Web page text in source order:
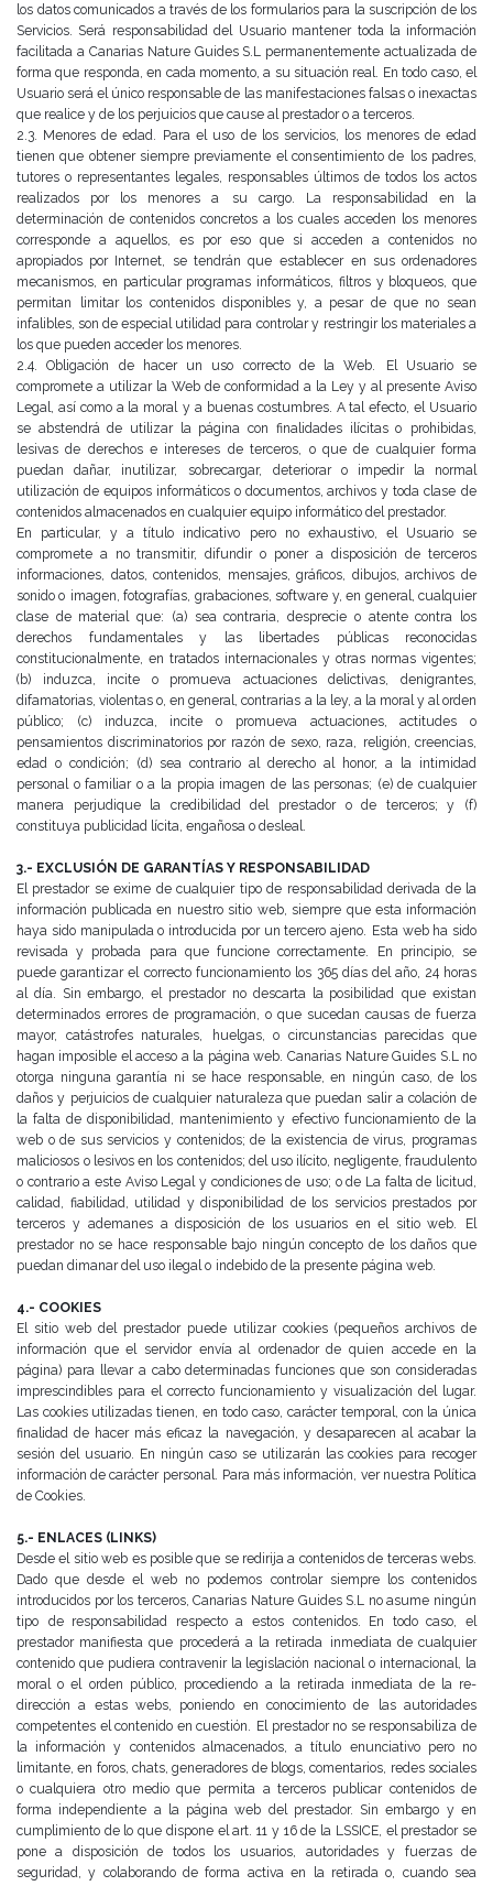
los datos comunicados a través de los formularios para la suscripción de los
Servicios. Será responsabilidad del Usuario mantener toda la información
facilitada a Canarias Nature Guides S.L permanentemente actualizada de
forma que responda, en cada momento, a su situación real. En todo caso, el
Usuario será el único responsable de las manifestaciones falsas o inexactas
que realice y de los perjuicios que cause al prestador o a terceros.
2.3. Menores de edad.
Para el uso de los servicios, los menores de edad
tienen que obtener siempre previamente el consentimiento de los padres,
tutores o representantes legales, responsables últimos de todos los actos
realizados por los menores a
su cargo. La responsabilidad en la
determinación de contenidos concretos a los cuales acceden los menores
corresponde a aquellos, es por eso que si acceden a contenidos no
apropiados por Internet, se tendrán que establecer en sus ordenadores
mecanismos, en particular programas informáticos, filtros y bloqueos, que
permitan
limitar los contenidos disponibles y, a pesar de que no sean
infalibles, son de especial utilidad para controlar y restringir los materiales a
los que pueden acceder los menores.
2.4. Obligación de hacer un uso correcto de la Web.
El Usuario se
compromete a utilizar la Web de conformidad a la Ley y al presente Aviso
Legal, así como a la moral y a buenas costumbres. A tal efecto, el Usuario
se abstendrá de utilizar la página con finalidades ilícitas o
prohibidas,
lesivas de derechos e intereses de terceros, o que de cualquier forma
puedan dañar, inutilizar,
sobrecargar, deteriorar o impedir la normal
utilización de equipos informáticos o documentos, archivos y toda clase de
contenidos almacenados en cualquier equipo informático del prestador.
En particular, y a título indicativo pero no exhaustivo, el Usuario se
compromete a no transmitir, difundir o poner a disposición de terceros
informaciones, datos, contenidos, mensajes, gráficos, dibujos, archivos de
sonido o imagen, fotografías, grabaciones, software y, en general, cualquier
clase de material que:
(a) sea contraria, desprecie o atente contra los
derechos fundamentales y las libertades públicas reconocidas
constitucionalmente, en tratados internacionales y otras normas vigentes;
(b) induzca, incite o promueva actuaciones delictivas, denigrantes,
difamatorias, violentas o, en general, contrarias a la ley, a la moral y al orden
público;
(c) induzca, incite o promueva actuaciones, actitudes o
pensamientos discriminatorios por razón de sexo, raza, religión, creencias,
edad o condición;
(d) sea contrario al derecho al honor, a la intimidad
personal o familiar o a la propia imagen de las personas; (e) de cualquier
manera perjudique la credibilidad del prestador o de terceros; y
(f)
constituya publicidad lícita, engañosa o desleal.
3.- EXCLUSIÓN DE GARANTÍAS Y RESPONSABILIDAD
El prestador se exime de cualquier tipo de responsabilidad derivada de la
información publicada en nuestro sitio web, siempre que esta información
haya sido manipulada o introducida por un tercero ajeno. Esta web ha sido
revisada y probada para que funcione correctamente. En principio, se
puede garantizar el correcto funcionamiento los 365 días del año, 24 horas
al día. Sin embargo, el prestador no descarta la posibilidad que existan
determinados errores de programación, o que sucedan causas de fuerza
mayor, catástrofes naturales,
huelgas, o circunstancias parecidas que
hagan imposible el acceso a la página web. Canarias Nature Guides S.L no
otorga ninguna garantía ni se hace responsable, en ningún caso, de los
daños y perjuicios de cualquier naturaleza que puedan salir a colación de
la falta de disponibilidad, mantenimiento y efectivo funcionamiento de la
web o de sus servicios y contenidos; de la existencia de virus, programas
maliciosos o lesivos en los contenidos; del uso ilícito, negligente, fraudulento
o contrario a este Aviso Legal y condiciones de uso; o de La falta de licitud,
calidad, fiabilidad, utilidad y disponibilidad de los servicios prestados por
terceros y ademanes a disposición de los usuarios en el sitio web.
El
prestador no se hace responsable bajo ningún concepto de los daños que
puedan dimanar del uso ilegal o indebido de la presente página web.
4.- COOKIES
El sitio web del prestador puede utilizar cookies (pequeños archivos de
información que el servidor envía al ordenador de quien accede en la
página) para llevar a cabo determinadas funciones que son consideradas
imprescindibles para el correcto funcionamiento y visualización del lugar.
Las cookies utilizadas tienen, en todo caso, carácter temporal, con la única
finalidad de hacer más eficaz la navegación, y desaparecen al acabar la
sesión del usuario. En ningún caso se utilizarán las cookies para recoger
información de carácter personal. Para más información, ver nuestra Política
de Cookies.
5.- ENLACES (LINKS)
Desde el sitio web es posible que se redirija a contenidos de terceras webs.
Dado que desde el web no podemos controlar siempre los contenidos
introducidos por los terceros, Canarias Nature Guides S.L no asume ningún
tipo
de responsabilidad respecto a estos contenidos. En todo caso, el
prestador manifiesta que procederá a la retirada inmediata de cualquier
contenido que pudiera contravenir la legislación nacional o internacional, la
moral o el orden público, procediendo a la retirada inmediata de la re-
dirección a estas webs, poniendo en conocimiento de
las autoridades
competentes el contenido en cuestión. El prestador no se responsabiliza de
la información y contenidos almacenados, a título enunciativo pero no
limitante, en foros, chats, generadores de blogs, comentarios, redes sociales
o cualquiera otro medio que permita a terceros publicar contenidos de
forma independiente a la página web del prestador. Sin embargo y en
cumplimiento de lo que dispone el art. 11 y 16 de la LSSICE, el prestador se
pone a disposición de todos los
usuarios, autoridades y fuerzas de
seguridad, y colaborando de forma activa en la retirada o, cuando sea